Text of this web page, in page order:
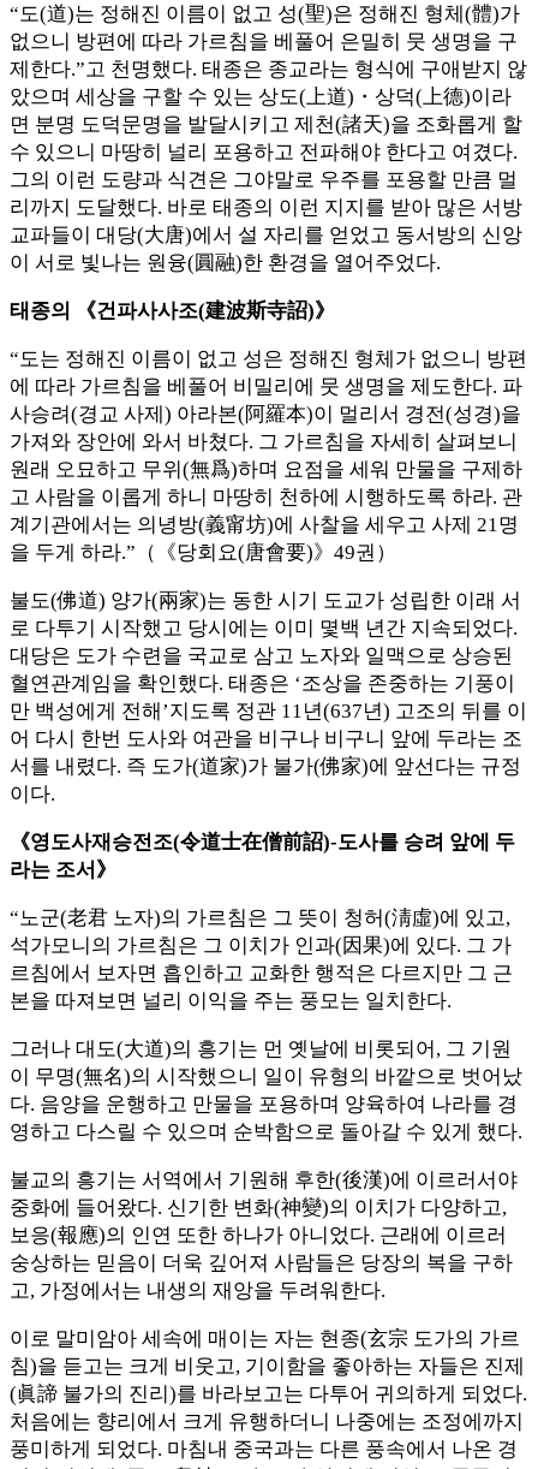
“도(道)는 정해진 이름이 없고 성(聖)은 정해진 형체(體)가
없으니 방편에 따라 가르침을 베풀어 은밀히 뭇 생명을 구
제한다.”고 천명했다. 태종은 종교라는 형식에 구애받지 않
았으며 세상을 구할 수 있는 상도(上道)・상덕(上德)이라
면 분명 도덕문명을 발달시키고 제천(諸天)을 조화롭게 할
수 있으니 마땅히 널리 포용하고 전파해야 한다고 여겼다.
그의 이런 도량과 식견은 그야말로 우주를 포용할 만큼 멀
리까지 도달했다. 바로 태종의 이런 지지를 받아 많은 서방
교파들이 대당(大唐)에서 설 자리를 얻었고 동서방의 신앙
이 서로 빛나는 원융(圓融)한 환경을 열어주었다.
태종의 《건파사사조(建波斯寺詔)》
“도는 정해진 이름이 없고 성은 정해진 형체가 없으니 방편
에 따라 가르침을 베풀어 비밀리에 뭇 생명을 제도한다. 파
사승려(경교 사제) 아라본(阿羅本)이 멀리서 경전(성경)을
가져와 장안에 와서 바쳤다. 그 가르침을 자세히 살펴보니
원래 오묘하고 무위(無爲)하며 요점을 세워 만물을 구제하
고 사람을 이롭게 하니 마땅히 천하에 시행하도록 하라. 관
계기관에서는 의녕방(義甯坊)에 사찰을 세우고 사제 21명
을 두게 하라.”（《당회요(唐會要)》49권）
불도(佛道) 양가(兩家)는 동한 시기 도교가 성립한 이래 서
로 다투기 시작했고 당시에는 이미 몇백 년간 지속되었다.
대당은 도가 수련을 국교로 삼고 노자와 일맥으로 상승된
혈연관계임을 확인했다. 태종은 ‘조상을 존중하는 기풍이
만 백성에게 전해’지도록 정관 11년(637년) 고조의 뒤를 이
어 다시 한번 도사와 여관을 비구나 비구니 앞에 두라는 조
서를 내렸다. 즉 도가(道家)가 불가(佛家)에 앞선다는 규정
이다.
《영도사재승전조(令道士在僧前詔)-도사를 승려 앞에 두
라는 조서》
“노군(老君 노자)의 가르침은 그 뜻이 청허(淸虛)에 있고,
석가모니의 가르침은 그 이치가 인과(因果)에 있다. 그 가
르침에서 보자면 흡인하고 교화한 행적은 다르지만 그 근
본을 따져보면 널리 이익을 주는 풍모는 일치한다.
그러나 대도(大道)의 흥기는 먼 옛날에 비롯되어, 그 기원
이 무명(無名)의 시작했으니 일이 유형의 바깥으로 벗어났
다. 음양을 운행하고 만물을 포용하며 양육하여 나라를 경
영하고 다스릴 수 있으며 순박함으로 돌아갈 수 있게 했다.
불교의 흥기는 서역에서 기원해 후한(後漢)에 이르러서야
중화에 들어왔다. 신기한 변화(神變)의 이치가 다양하고,
보응(報應)의 인연 또한 하나가 아니었다. 근래에 이르러
숭상하는 믿음이 더욱 깊어져 사람들은 당장의 복을 구하
고, 가정에서는 내생의 재앙을 두려워한다.
이로 말미암아 세속에 매이는 자는 현종(玄宗 도가의 가르
침)을 듣고는 크게 비웃고, 기이함을 좋아하는 자들은 진제
(眞諦 불가의 진리)를 바라보고는 다투어 귀의하게 되었다.
처음에는 향리에서 크게 유행하더니 나중에는 조정에까지
풍미하게 되었다. 마침내 중국과는 다른 풍속에서 나온 경